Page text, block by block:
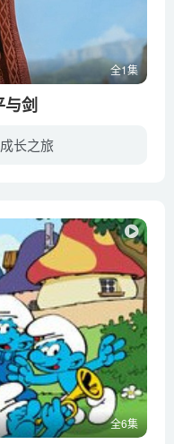
全1集
与剑
长之旅
全6集